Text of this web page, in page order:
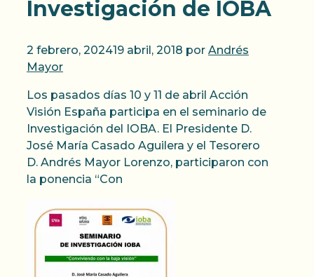
Investigación de IOBA
2 febrero, 202419 abril, 2018 por Andrés
Mayor
Los pasados días 10 y 11 de abril Acción
Visión España participa en el seminario de
Investigación del IOBA. El Presidente D.
José María Casado Aguilera y el Tesorero
D. Andrés Mayor Lorenzo, participaron con
la ponencia “Con